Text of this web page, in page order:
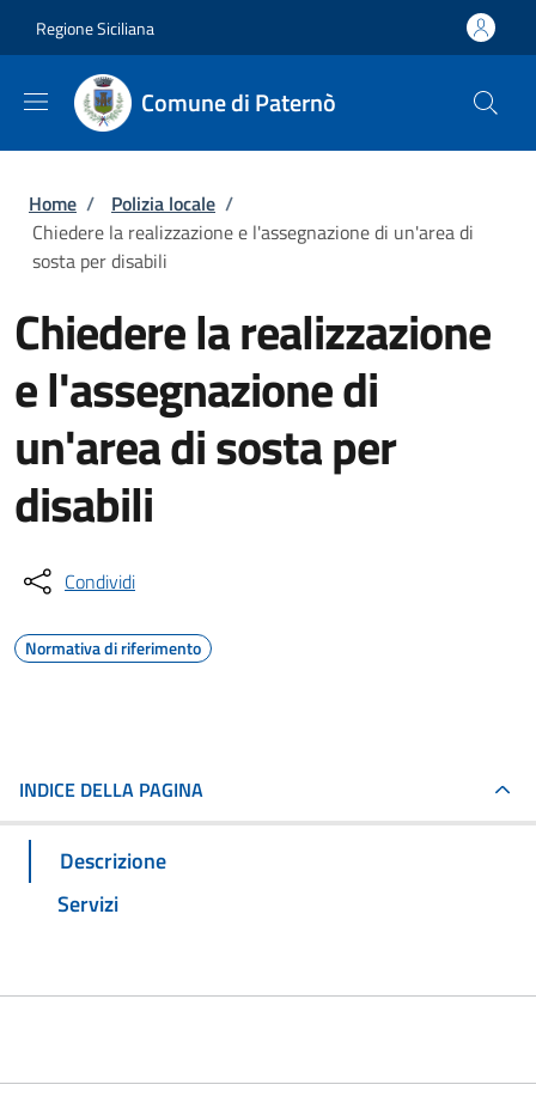
Regione Siciliana
Comune di Paternò
Briciole di pane
Home / Polizia locale /
Chiedere la realizzazione e l'assegnazione di un'area di
sosta per disabili
Chiedere la realizzazione
e l'assegnazione di
un'area di sosta per
disabili
Condividi
Normativa di riferimento
INDICE DELLA PAGINA
Descrizione
Servizi